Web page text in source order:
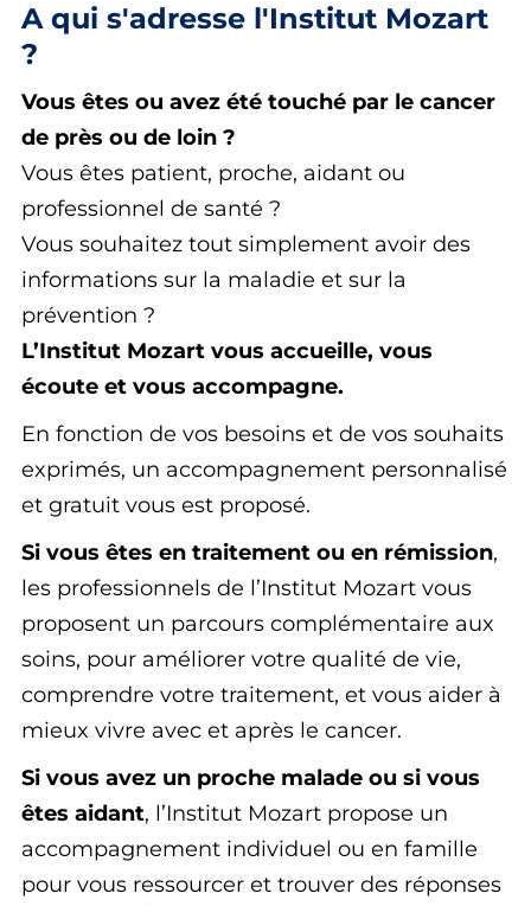
A qui s'adresse l'Institut Mozart
?
Vous êtes ou avez été touché par le cancer
de près ou de loin ?
Vous êtes patient, proche, aidant ou
professionnel de santé ?
Vous souhaitez tout simplement avoir des
informations sur la maladie et sur la
prévention ?
L’Institut Mozart vous accueille, vous
écoute et vous accompagne.
En fonction de vos besoins et de vos souhaits
exprimés, un accompagnement personnalisé
et gratuit vous est proposé.
Si vous êtes en traitement ou en rémission,
les professionnels de l’Institut Mozart vous
proposent un parcours complémentaire aux
soins, pour améliorer votre qualité de vie,
comprendre votre traitement, et vous aider à
mieux vivre avec et après le cancer.
Si vous avez un proche malade ou si vous
êtes aidant, l’Institut Mozart propose un
accompagnement individuel ou en famille
pour vous ressourcer et trouver des réponses